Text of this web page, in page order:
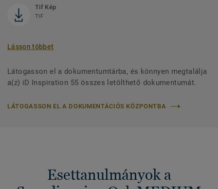
Tif Kép
TIF
Lásson többet
Látogasson el a dokumentumtárba, és könnyen megtalálja
a(z) iD Inspiration 55 összes letölthető dokumentumát.
LÁTOGASSON EL A DOKUMENTÁCIÓS KÖZPONTBA
Esettanulmányok a